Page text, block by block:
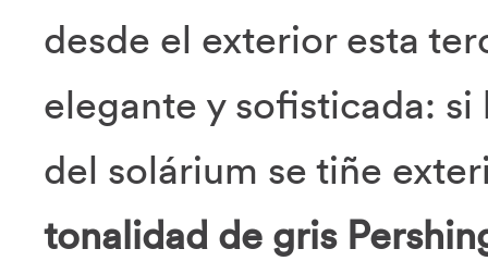
desde el exterior esta
elegante y sofisticada:
del solárium se tiñe
tonalidad de gris